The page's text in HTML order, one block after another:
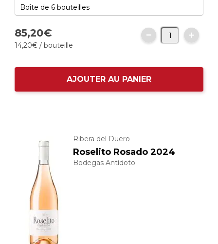
85,20€
14,20€ / bouteille
AJOUTER AU PANIER
Ribera del Duero
Roselito Rosado 2024
Bodegas Antídoto